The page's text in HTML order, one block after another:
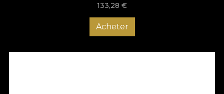
133,28 €
Acheter